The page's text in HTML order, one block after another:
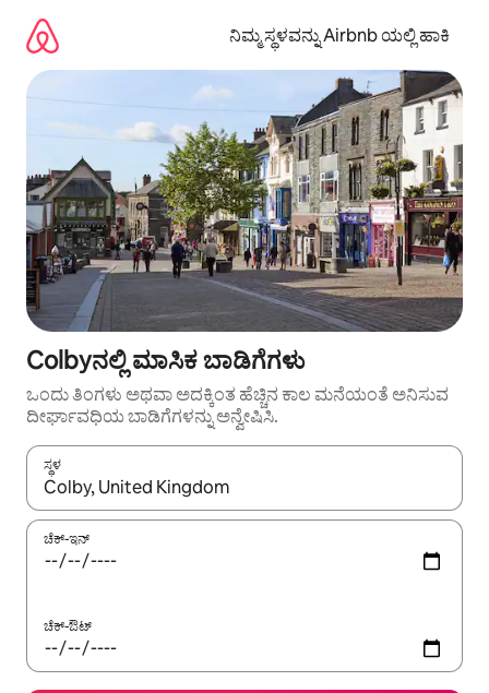
ಹೋಗಿ
ನಿಮ್ಮ ಸ್ಥಳವನ್ನು Airbnb ಯಲ್ಲಿ ಹಾಕಿ
Colbyನಲ್ಲಿ ಮಾಸಿಕ ಬಾಡಿಗೆಗಳು
ಒಂದು ತಿಂಗಳು ಅಥವಾ ಅದಕ್ಕಿಂತ ಹೆಚ್ಚಿನ ಕಾಲ ಮನೆಯಂತೆ ಅನಿಸುವ
ದೀರ್ಘಾವಧಿಯ ಬಾಡಿಗೆಗಳನ್ನು ಅನ್ವೇಷಿಸಿ.
ಸ್ಥಳ
ಫಲಿತಾಂಶಗಳು ಲಭ್ಯವಿರುವಾಗ, ಅಪ್ ಮತ್ತು ಡೌನ್ ಬಾಣದ ಕೀಲಿಗಳೊಂದಿಗೆ
ಚೆಕ್-ಇನ್
ಚೆಕ್-ಔಟ್